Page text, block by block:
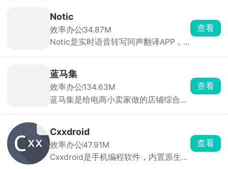
的客源，新店经常有免佣金、流量扶持
的福利。
版本回溯功能，整篇文字删掉、手机突
然关机重启，打开历史记录就能复原全
部内容，还有废纸篓留存删除文稿。纯
净无广告写作环境，是稳当靠谱的码字
Notic
效率办公34.87M
Notic是实时语音转写同声翻译APP，
容，中英混讲也能识别，AI直接给谈话
精简总结，不用手动整理记录，并且本
地处理录音不上传，隐私性很好，文稿
可以直接导出保存。有免费试用时长，
查看
蓝马集
效率办公134.63M
蓝马集是给电商小卖家做的店铺综合管
就能统一打理。可以直接从 1688 扒取
货源详情，批量上架铺货，一键改售
价、运费。手机电脑消息互通，出门也
能回复买家消息。
查看
Cxxdroid
效率办公47.91M
Cxxdroid是手机编程软件，内置原生编
查看